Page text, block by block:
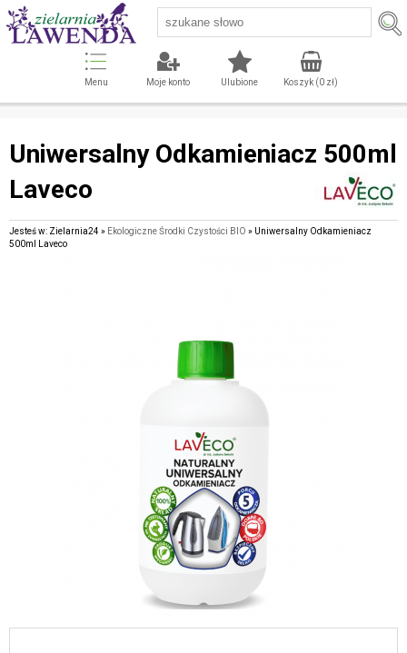
Menu Moje konto Ulubione Koszyk (0zł)
Uniwersalny Odkamieniacz 500ml
Laveco
Jesteś w: Zielarnia24 » Ekologiczne Środki Czystości BIO » Uniwersalny Odkamieniacz
500ml Laveco